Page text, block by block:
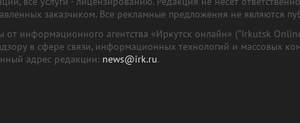
заказчиком. Все рекламные предложения не являются
от информационного агентства «Иркутск онлайн» ("Irkutsk
в сфере связи, информационных технологий и массовых
адрес редакции: news@irk.ru.